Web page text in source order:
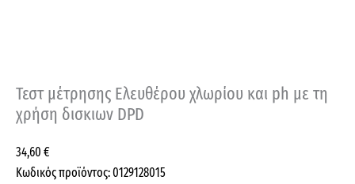
Τεστ μέτρησης Ελευθέρου χλωρίου και ph με τη
χρήση δισκιων DPD
34,60 €
Κωδικός προϊόντος: 0129128015